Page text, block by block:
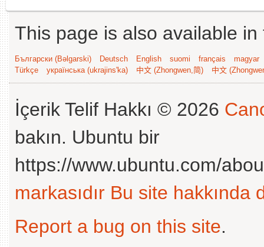
This page is also available
Български (Bəlgarski) Deutsch English suomi français
magyar
Türkçe
українська (ukrajins'ka) 中文 (Zhongwen,简) 中文
İçerik Telif Hakkı © 2026
bakın. Ubuntu bir
https://www.ubuntu.com/
markasıdır Bu site hakkında
Report a bug on this site.